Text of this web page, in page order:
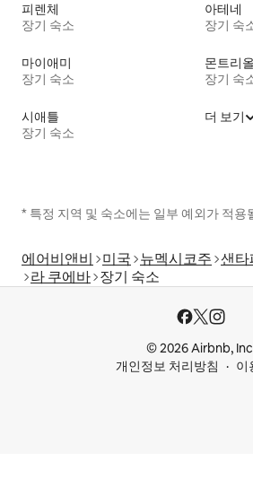
피렌체
장기 숙소
아테네
장기 숙
마이애미
장기 숙소
몬트리올
장기 숙
시애틀
장기 숙소
더 보기
* 특정 지역 및 숙소에는 일부 예외가 적용
에어비앤비 미국 뉴멕시코주 샌타
라 쿠에바 장기 숙소
© 2026 Airbnb,
개인정보 처리방침
이